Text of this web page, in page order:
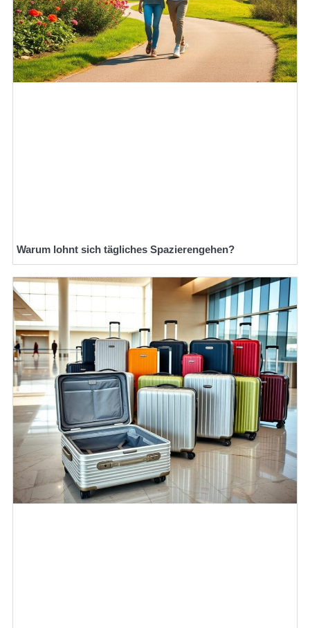
Warum lohnt sich tägliches Spazierengehen?